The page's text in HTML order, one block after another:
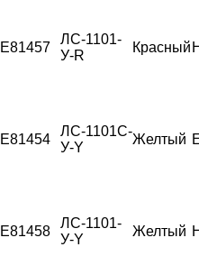
E81457
ЛС-1101-
У-R
Красный
E81454
ЛС-1101С-
У-Y
Желтый
E81458
ЛС-1101-
У-Y
Желтый